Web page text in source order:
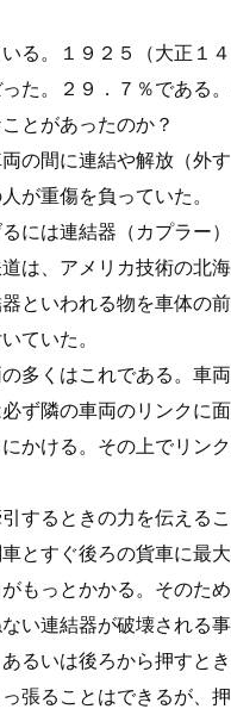
る。１９２５（大正１
た。２９．７％である
とがあったのか？
の間に連結や解放（外
が重傷を負っていた。
には連結器（カプラー
は、アメリカ技術の北
といわれる物を車体の
ていた。
多くはこれである。車
ず隣の車両のリンクに
かける。その上でリン
するときの力を伝える
とすぐ後ろの貨車に最
もっとかかる。そのた
い連結器が破壊される
るいは後ろから押すと
張ることはできるが、